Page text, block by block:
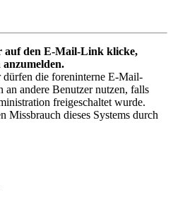
auf den E-Mail-Link klicke,
dürfen die foreninterne E-Mail-
andere Benutzer nutzen, falls
freigeschaltet wurde.
Missbrauch dieses Systems durch